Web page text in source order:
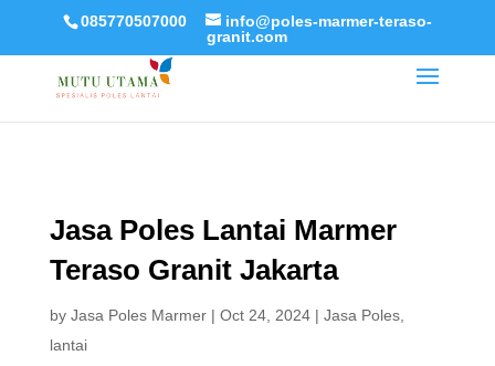
085770507000
info@poles-marmer-teraso-
granit.com
Jasa Poles Lantai Marmer
Teraso Granit Jakarta
by Jasa Poles Marmer| Oct 24, 2024| Jasa Poles,
lantai